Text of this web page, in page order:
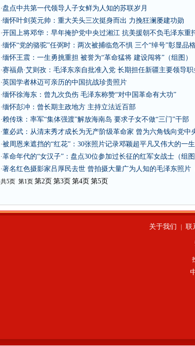
·盘点中共第一代领导人子女鲜为人知的苏联岁月
·缅怀叶剑英元帅：重大关头三次挺身而出 力挽狂澜屡建功勋
·开国上将邓华：早年掩护党中央过湘江 抗美援朝不负毛泽东重
·缅怀“党的骆驼”任弼时：两次被捕临危不惧 三个“绰号”彰显品格
·缅怀王震：一生勇挑重担 被誉为“革命猛将 建设闯将”（组图）
·赛福鼎·艾则孜：毛泽东亲自批准入党 长期担任新疆主要领导职
·英国学者林迈可亲历的中国抗战珍贵照片
·缅怀徐海东：曾九次负伤 毛泽东称赞“对中国革命有大功”
·缅怀彭冲：曾长期主政地方 主持立法近百部
·赖传珠：率军“集体强渡”解放海南岛 要求子女不做“三门”干部
·董必武：从清末秀才成长为无产阶级革命家 曾为六角钱向党中
·被周恩来遮挡的“红花”：30张照片记录邓颖超平凡又伟大的一生
·革命年代的“女汉子”：盘点30位参加过长征的红军女战士（组图
·著名红色摄影家吕厚民去世 曾拍摄大量广为人知的毛泽东照片
共5页 第1页 第2页 第3页 第4页 第5页
关于我们 联